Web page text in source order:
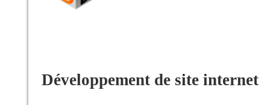
Développement de site internet